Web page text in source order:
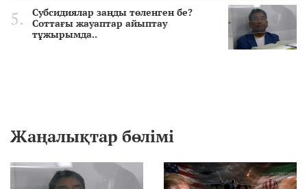
Субсидиялар заңды төленген бе?
Соттағы жауаптар айыптау
тұжырымда..
Жаңалықтар бөлімі